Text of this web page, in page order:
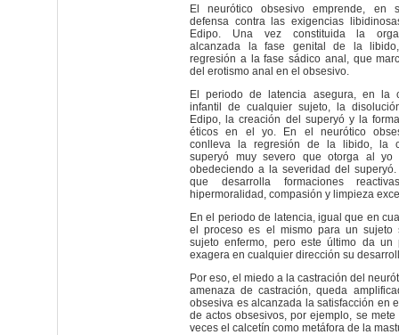
El neurótico obsesivo emprende, en
defensa contra las exigencias
Edipo. Una vez constituida la
alcanzada la fase genital de la
regresión a la fase sádico anal, que
del erotismo anal en el obsesivo.
El periodo de latencia asegura, en la
infantil de cualquier sujeto, la
Edipo, la creación del superyó y la
éticos en el yo. En el neurótico
conlleva la regresión de la libido, la
superyó muy severo que otorga al yo
obedeciendo a la severidad del
que desarrolla formaciones
hipermoralidad, compasión y limpieza
En el periodo de latencia, igual que en
el proceso es el mismo para un sujeto
sujeto enfermo, pero este último da un
exagera en cualquier dirección su
Por eso, el miedo a la castración del
amenaza de castración, queda
obsesiva es alcanzada la satisfacción en
de actos obsesivos, por ejemplo, se
veces el calcetín como metáfora de la